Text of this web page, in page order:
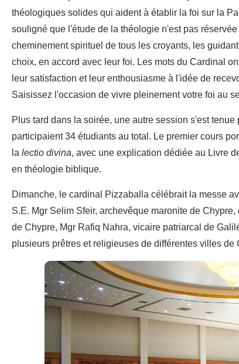
théologiques solides qui aident à établir la foi sur la
souligné que l'étude de la théologie n'est pas
cheminement spirituel de tous les croyants, les
choix, en accord avec leur foi. Les mots du Cardinal
leur satisfaction et leur enthousiasme à l'idée de
Saisissez l'occasion de vivre pleinement votre foi au
Plus tard dans la soirée, une autre session s'est
participaient 34 étudiants au total. Le premier cours
lalectio divina, avec une explication dédiée au Livre
en théologie biblique.
Dimanche, le cardinal Pizzaballa célébrait la messe
S.E. Mgr Selim Sfeir, archevêque maronite de
de Chypre, Mgr Rafiq Nahra, vicaire patriarcal de
plusieurs prêtres et religieuses de différentes villes